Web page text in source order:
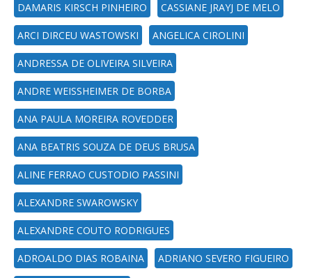
DAMARIS KIRSCH PINHEIRO CASSIANE JRAYJ DE MELO
ARCI DIRCEU WASTOWSKI ANGELICA CIROLINI
ANDRESSA DE OLIVEIRA SILVEIRA
ANDRE WEISSHEIMER DE BORBA
ANA PAULA MOREIRA ROVEDDER
ANA BEATRIS SOUZA DE DEUS BRUSA
ALINE FERRAO CUSTODIO PASSINI
ALEXANDRE SWAROWSKY
ALEXANDRE COUTO RODRIGUES
ADROALDO DIAS ROBAINA ADRIANO SEVERO FIGUEIRO